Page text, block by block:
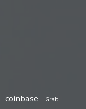
coinbase Grab